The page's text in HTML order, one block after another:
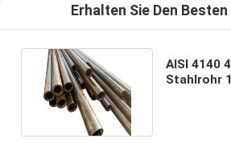
Erhalten Sie Den
AISI 4140
Stahlrohr